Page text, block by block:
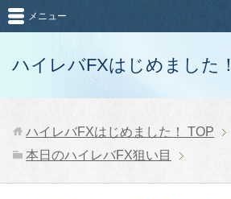
ハイレバFXはじめました！
メニュー
ハイレバFXはじめました！ TOP
本日のハイレバFX狙い目